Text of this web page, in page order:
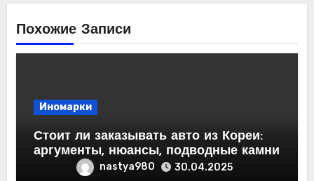
Похожие Записи
Иномарки
Стоит ли заказывать авто из Кореи:
аргументы, нюансы, подводные камни
nastya980 30.04.2025